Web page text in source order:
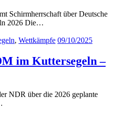
Schirmherrschaft über Deutsche
2026 Die…
, Wettkämpfe 09/10/2025
im Kuttersegeln –
NDR über die 2026 geplante